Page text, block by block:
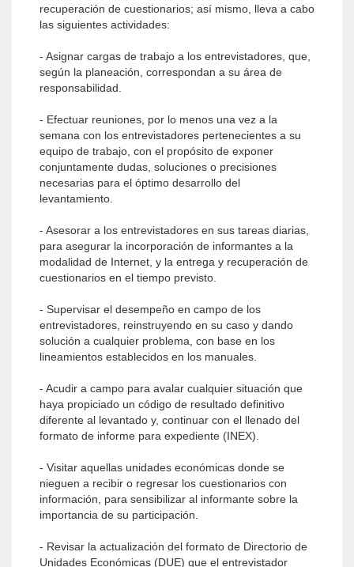
recuperación de cuestionarios; así mismo, lleva a cabo
las siguientes actividades:
- Asignar cargas de trabajo a los entrevistadores, que,
según la planeación, correspondan a su área de
responsabilidad.
- Efectuar reuniones, por lo menos una vez a la
semana con los entrevistadores pertenecientes a su
equipo de trabajo, con el propósito de exponer
conjuntamente dudas, soluciones o precisiones
necesarias para el óptimo desarrollo del
levantamiento.
- Asesorar a los entrevistadores en sus tareas diarias,
para asegurar la incorporación de informantes a la
modalidad de Internet, y la entrega y recuperación de
cuestionarios en el tiempo previsto.
- Supervisar el desempeño en campo de los
entrevistadores, reinstruyendo en su caso y dando
solución a cualquier problema, con base en los
lineamientos establecidos en los manuales.
- Acudir a campo para avalar cualquier situación que
haya propiciado un código de resultado definitivo
diferente al levantado y, continuar con el llenado del
formato de informe para expediente (INEX).
- Visitar aquellas unidades económicas donde se
nieguen a recibir o regresar los cuestionarios con
información, para sensibilizar al informante sobre la
importancia de su participación.
- Revisar la actualización del formato de Directorio de
Unidades Económicas (DUE) que el entrevistador